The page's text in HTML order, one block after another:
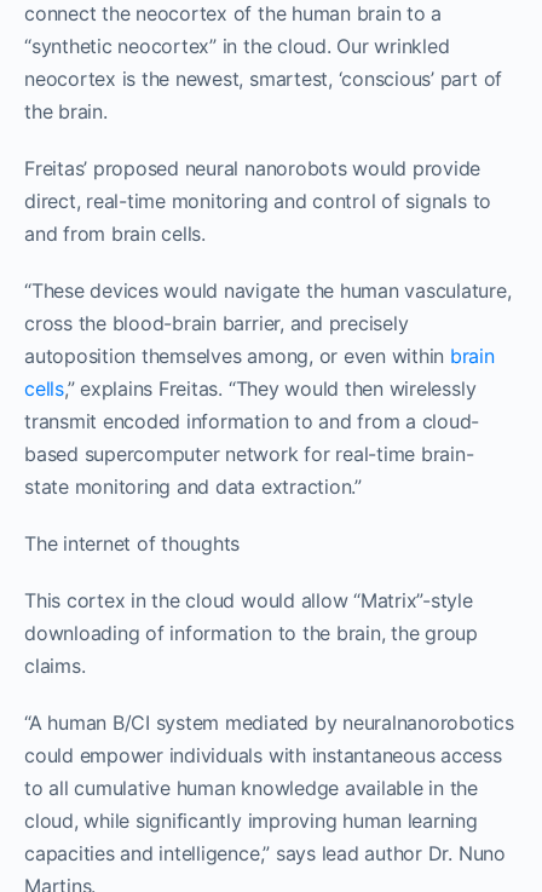
connect the neocortex of the human brain to a
“synthetic neocortex” in the cloud. Our wrinkled
neocortex is the newest, smartest, ‘conscious’ part of
the brain.
Freitas’ proposed neural nanorobots would provide
direct, real-time monitoring and control of signals to
and from brain cells.
“These devices would navigate the human vasculature,
cross the blood-brain barrier, and precisely
autoposition themselves among, or even within brain
cells,” explains Freitas. “They would then wirelessly
transmit encoded information to and from a cloud-
based supercomputer network for real-time brain-
state monitoring and data extraction.”
The internet of thoughts
This cortex in the cloud would allow “Matrix”-style
downloading of information to the brain, the group
claims.
“A human B/CI system mediated by neuralnanorobotics
could empower individuals with instantaneous access
to all cumulative human knowledge available in the
cloud, while significantly improving human learning
capacities and intelligence,” says lead author Dr. Nuno
Martins.